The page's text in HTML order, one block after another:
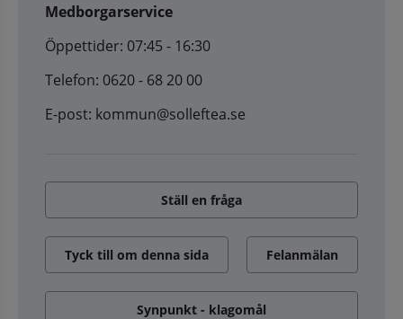
Medborgarservice
Öppettider: 07:45 - 16:30
Telefon: 0620 - 68 20 00
E-post: kommun@solleftea.se
Ställ en fråga
Tyck till om denna sida Felanmälan
Synpunkt - klagomål